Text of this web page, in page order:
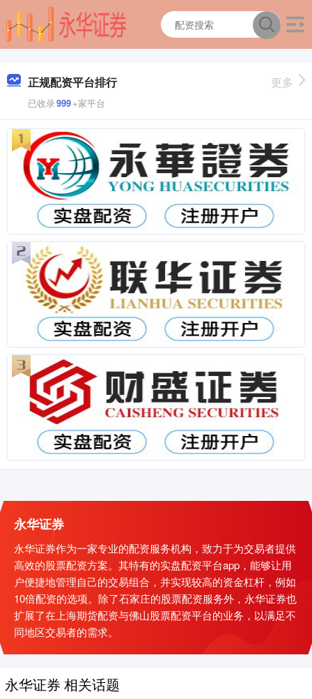
正规配资平台排行
已收录999+家平台
更多
永华证券
永华证券作为一家专业的配资服务机构，致力于为交易者提供
高效的股票配资方案。其特有的实盘配资平台app，能够让用
户便捷地管理自己的交易组合，并实现较高的资金杠杆，例如
10倍配资的选项。除了石家庄的股票配资服务外，永华证券也
扩展了在上海期货配资与佛山股票配资平台的业务，以满足不
同地区交易者的需求。
永华证券 相关话题